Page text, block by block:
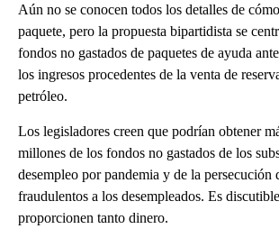
Aún no se conocen todos los detalles de
paquete, pero la propuesta bipartidista se
fondos no gastados de paquetes de ayuda
los ingresos procedentes de la venta de
petróleo.
Los legisladores creen que podrían obtener
millones de los fondos no gastados de los
desempleo por pandemia y de la persecución
fraudulentos a los desempleados. Es
proporcionen tanto dinero.